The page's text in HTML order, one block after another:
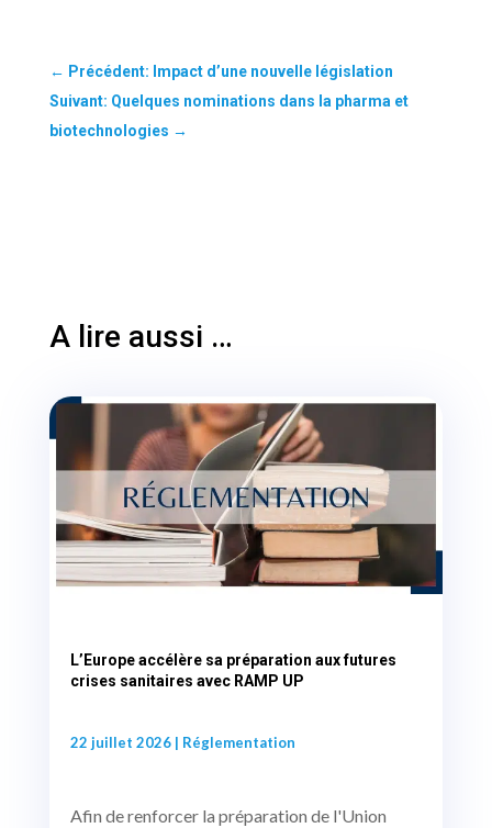
← Précédent: Impact d’une nouvelle législation
Suivant: Quelques nominations dans la pharma et
biotechnologies →
A lire aussi …
L’Europe accélère sa préparation aux futures
crises sanitaires avec RAMP UP
22 juillet 2026| Réglementation
Afin de renforcer la préparation de l'Union